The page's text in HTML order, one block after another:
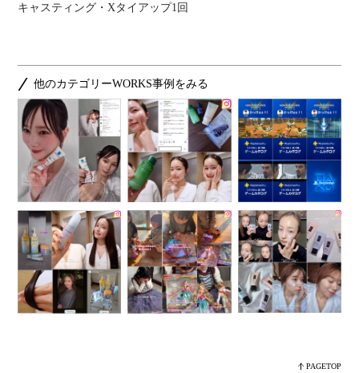
キャスティング・Xタイアップ1回
他のカテゴリーWORKS事例をみる
PAGETOP